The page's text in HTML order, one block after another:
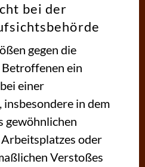
bei der
gegen die
ein
einer
in dem
gewöhnlichen
oder
Verstoßes